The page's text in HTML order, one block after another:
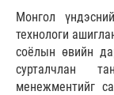
Монгол
технологи
соёлын өвийн
сурталчлан
менежментийг